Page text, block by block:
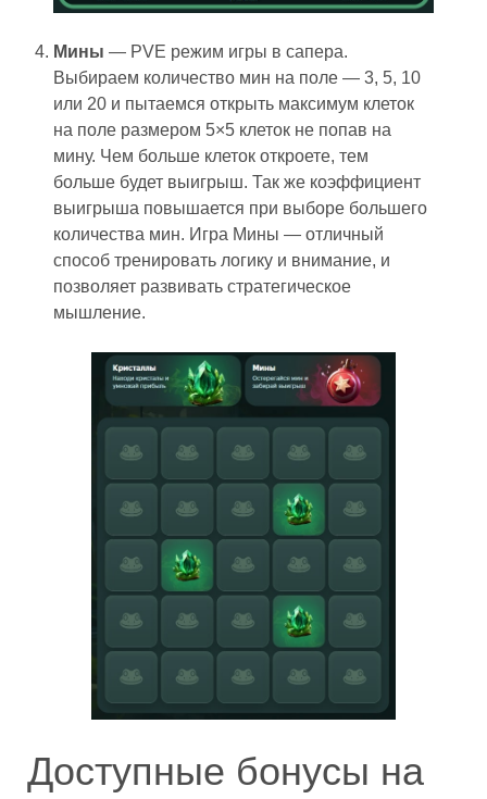
Мины — PVE режим игры в сапера.
Выбираем количество мин на поле — 3, 5, 10
или 20 и пытаемся открыть максимум клеток
на поле размером 5×5 клеток не попав на
мину. Чем больше клеток откроете, тем
больше будет выигрыш. Так же коэффициент
выигрыша повышается при выборе большего
количества мин. Игра Мины — отличный
способ тренировать логику и внимание, и
позволяет развивать стратегическое
мышление.
Доступные бонусы на